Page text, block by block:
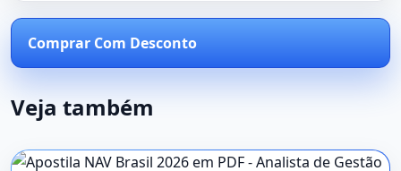
Comprar Com Desconto
Veja também